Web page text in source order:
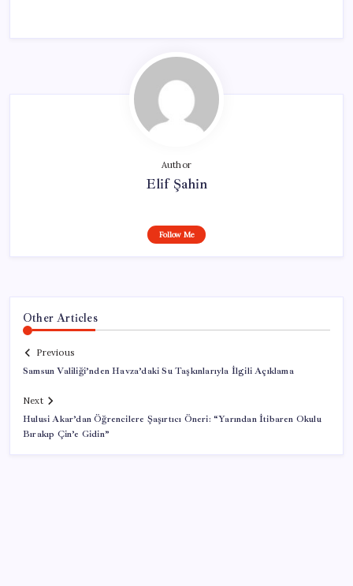
Author
Elif Şahin
Follow Me
Other Articles
Previous
Samsun Valiliği’nden Havza’daki Su Taşkınlarıyla İlgili Açıklama
Next
Hulusi Akar’dan Öğrencilere Şaşırtıcı Öneri: “Yarından İtibaren Okulu
Bırakıp Çin’e Gidin”